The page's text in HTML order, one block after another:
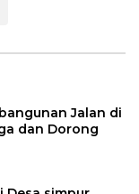
Jalan di
dan Dorong